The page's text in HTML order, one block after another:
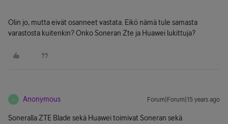
Olin jo, mutta eivät osanneet vastata. Eikö nämä tule samasta
varastosta kuitenkin? Onko Soneran Zte ja Huawei lukittuja?
A Anonymous Forum|Forum|15 years ago
Soneralla ZTE Blade sekä Huawei toimivat Soneran sekä